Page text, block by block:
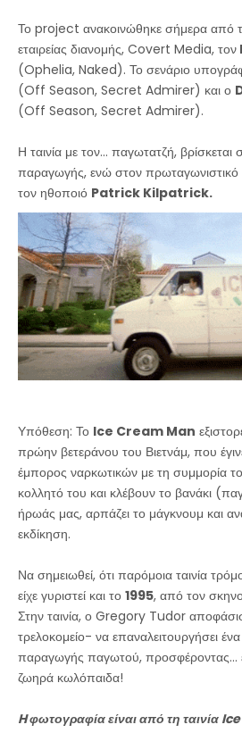
Το project ανακοινώθηκε σήμερα από
εταιρείας διανομής, Covert Media, τον
(Ophelia, Naked). Το σενάριο
(Off Season, Secret Admirer) και ο
(Off Season, Secret Admirer).
Η ταινία με τον... παγωτατζή,
παραγωγής, ενώ στον
τον ηθοποιό Patrick Kilpatrick.
Υπόθεση: Το Ice Cream Man
πρώην βετεράνου του Βιετνάμ, που
έμπορος ναρκωτικών με τη συμμορία
κολλητό του και κλέβουν το βανάκι
ήρωάς μας, αρπάζει το μάγκνουμ και
εκδίκηση.
Να σημειωθεί, ότι παρόμοια ταινία
είχε γυριστεί και το 1995, από τον
Στην ταινία, ο Gregory Tudor
τρελοκομείο- να επαναλειτουργήσει
παραγωγής παγωτού, προσφέροντας...
ζωηρά κωλόπαιδα!
H φωτογραφία είναι από τη ταινία